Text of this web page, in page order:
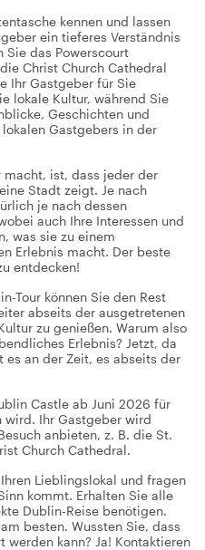
kennen und lassen
ein tieferes Verständnis
das Powerscourt
Christ Church Cathedral
Ihr Gastgeber für Sie
lokale Kultur, während Sie
Geschichten und
Gastgebers in der
macht, ist, dass jeder der
Stadt zeigt. Je nach
je nach dessen
auch Ihre Interessen und
was sie zu einem
Erlebnis macht. Der beste
entdecken!
Tour können Sie den Rest
abseits der ausgetretenen
zu genießen. Warum also
Erlebnis? Jetzt, da
es an der Zeit, es abseits der
Castle ab Juni 2026 für
wird. Ihr Gastgeber wird
anbieten, z. B. die St.
Church Cathedral.
Lieblingslokal und fragen
kommt. Erhalten Sie alle
Dublin-Reise benötigen.
besten. Wussten Sie, dass
kann? Ja! Kontaktieren